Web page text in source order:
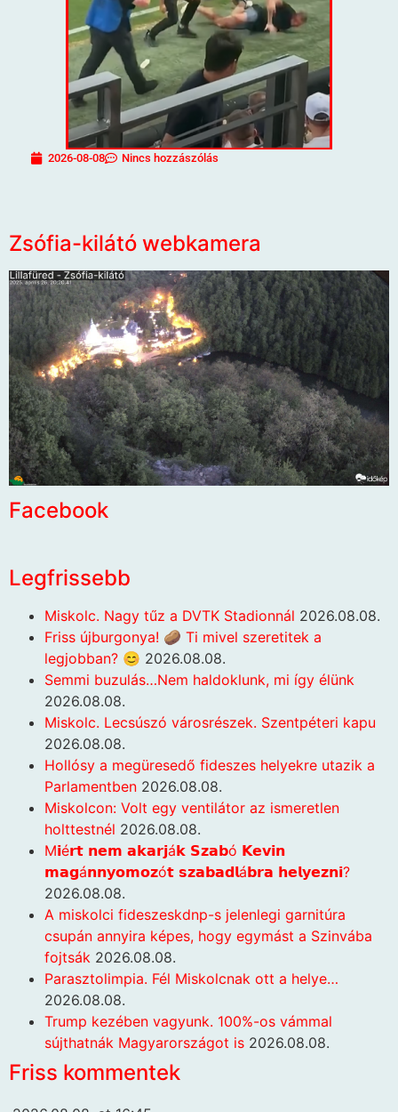
2026-08-08 Nincs hozzászólás
Zsófia-kilátó webkamera
Facebook
Legfrissebb
Miskolc. Nagy tűz a DVTK Stadionnál 2026.08.08.
Friss újburgonya! 🥔 Ti mivel szeretitek a
legjobban? 😊 2026.08.08.
Semmi buzulás…Nem haldoklunk, mi így élünk
2026.08.08.
Miskolc. Lecsúszó városrészek. Szentpéteri kapu
2026.08.08.
Hollósy a megüresedő fideszes helyekre utazik a
Parlamentben 2026.08.08.
Miskolcon: Volt egy ventilátor az ismeretlen
holttestnél 2026.08.08.
M𝗶é𝗿𝘁 𝗻𝗲𝗺 𝗮𝗸𝗮𝗿𝗷á𝗸 𝗦𝘇𝗮𝗯ó 𝗞𝗲𝘃𝗶𝗻
𝗺𝗮𝗴á𝗻𝗻𝘆𝗼𝗺𝗼𝘇ó𝘁 𝘀𝘇𝗮𝗯𝗮𝗱𝗹á𝗯𝗿𝗮 𝗵𝗲𝗹𝘆𝗲𝘇𝗻𝗶?
2026.08.08.
A miskolci fideszeskdnp-s jelenlegi garnitúra
csupán annyira képes, hogy egymást a Szinvába
fojtsák 2026.08.08.
Parasztolimpia. Fél Miskolcnak ott a helye…
2026.08.08.
Trump kezében vagyunk. 100%-os vámmal
sújthatnák Magyarországot is 2026.08.08.
Friss kommentek